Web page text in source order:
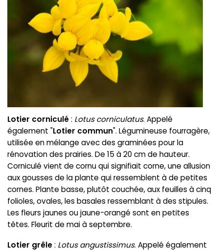
Lotier corniculé: Lotus corniculatus. Appelé
également "Lotier commun". Légumineuse fourragère,
utilisée en mélange avec des graminées pour la
rénovation des prairies. De 15 à 20 cm de hauteur.
Corniculé vient de cornu qui signifiait corne, une allusion
aux gousses de la plante qui ressemblent à de petites
cornes. Plante basse, plutôt couchée, aux feuilles à cinq
folioles, ovales, les basales ressemblant à des stipules.
Les fleurs jaunes ou jaune-orangé sont en petites
têtes. Fleurit de mai à septembre.
Lotier grêle: Lotus angustissimus. Appelé également